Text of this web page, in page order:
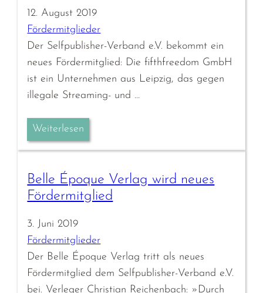
12. August 2019
Fördermitglieder
Der Selfpublisher-Verband e.V. bekommt ein
neues Fördermitglied: Die fifthfreedom GmbH
ist ein Unternehmen aus Leipzig, das gegen
illegale Streaming- und …
Weiterlesen
Belle Époque Verlag wird neues
Fördermitglied
3. Juni 2019
Fördermitglieder
Der Belle Époque Verlag tritt als neues
Fördermitglied dem Selfpublisher-Verband e.V.
bei. Verleger Christian Reichenbach: »Durch